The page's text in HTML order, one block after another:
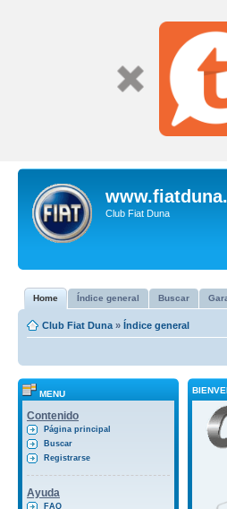
Club Fiat Duna
Home Índice general Buscar
Club Fiat Duna » Índice general
MENU
Contenido
Página principal
Buscar
Registrarse
Ayuda
FAQ